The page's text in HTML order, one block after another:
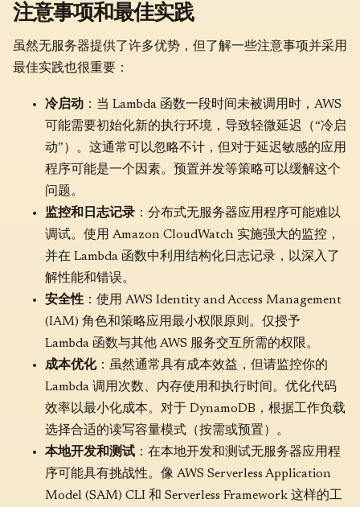
注意事项和最佳实践
虽然无服务器提供了许多优势，但了解一些注意事项并采用
最佳实践也很重要：
冷启动 ：当 Lambda 函数一段时间未被调用时，AWS
可能需要初始化新的执行环境，导致轻微延迟（“冷启
动”）。这通常可以忽略不计，但对于延迟敏感的应用
程序可能是一个因素。预置并发等策略可以缓解这个
问题。
监控和日志记录 ：分布式无服务器应用程序可能难以
调试。使用 Amazon CloudWatch 实施强大的监控，
并在 Lambda 函数中利用结构化日志记录，以深入了
解性能和错误。
安全性 ：使用 AWS Identity and Access Management
(IAM) 角色和策略应用最小权限原则。仅授予
Lambda 函数与其他 AWS 服务交互所需的权限。
成本优化：虽然通常具有成本效益，但请监控你的
Lambda 调用次数、内存使用和执行时间。优化代码
效率以最小化成本。对于 DynamoDB，根据工作负载
选择合适的读写容量模式（按需或预置）。
本地开发和测试 ：在本地开发和测试无服务器应用程
序可能具有挑战性。像 AWS Serverless Application
Model (SAM) CLI 和 Serverless Framework 这样的工